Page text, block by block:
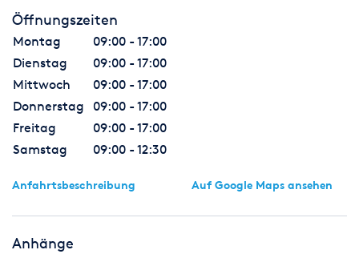
Öffnungszeiten
Montag
09:00 - 17:00
Dienstag
09:00 - 17:00
Mittwoch
09:00 - 17:00
Donnerstag
09:00 - 17:00
Freitag
09:00 - 17:00
Samstag
09:00 - 12:30
Anfahrtsbeschreibung Auf Google Maps ansehen
Anhänge